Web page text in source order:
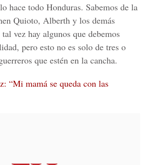
hace todo Honduras. Sabemos de la
Quioto, Alberth y los demás
vez hay algunos que debemos
pero esto no es solo de tres o
que estén en la cancha.
“Mi mamá se queda con las